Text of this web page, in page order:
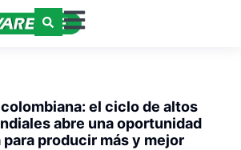
el ciclo de altos
abre una oportunidad
producir más y mejor